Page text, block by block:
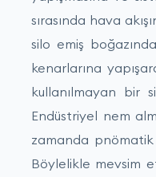
sırasında hava
silo emiş
kenarlarına
kullanılmayan bir
Endüstriyel nem
zamanda pnömatik
Böylelikle mevsim